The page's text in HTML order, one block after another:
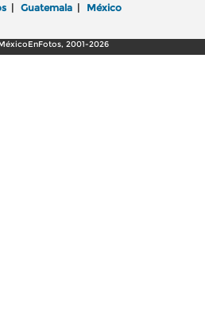
| Guatemala | México
2001-2026